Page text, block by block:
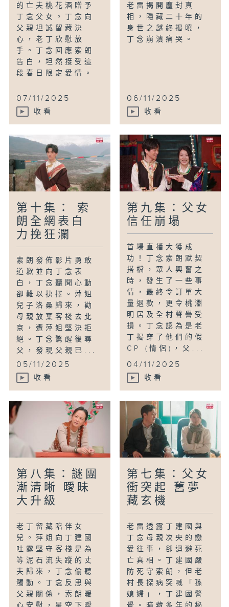
的亡夫桃花酒贈予
丁念父女。丁念向
父親坦誠留藏決
心，老丁欣慰放
手。丁念回應索朗
告白，坦然接受這
段春日限定愛情。
07/11/2025
收看
老雷揭開塵封真
相，隱藏二十年的
身世之謎終揭曉，
丁念崩潰痛哭。
06/11/2025
收看
第十集： 索
朗全網表白
力挽狂瀾
索朗發佈影片勇敢
道歉並向丁念表
白，丁念聽聞心動
卻難以抉擇。萍姐
兒子洛桑歸來，勸
母親放棄客棧去北
京，遭萍姐堅決拒
絕。丁念驚醒後尋
父，發現父親已...
05/11/2025
收看
第九集：父女
信任崩塌
首場直播大獲成
功！丁念索朗默契
搭檔，眾人興奮之
時，發生了一些事
情，最終令訂單大
量退款，更令桃淵
明居及全村聲譽受
損。丁念認為是老
丁揭穿了他們的假
CP (情侶)，父...
04/11/2025
收看
第八集：謎團
漸清晰 曖昧
大升級
老丁留藏陪伴女
兒。萍姐向丁建國
吐露堅守客棧是為
等泥石流失蹤的丈
夫歸來，丁念偷聽
觸動。丁念反思與
父親關係，索朗暖
第七集：父女
衝突起 舊夢
藏玄機
老雷透露丁建國與
丁念母親次央的戀
愛往事，卻迴避死
亡真相。丁建國嚴
防死守索朗，但老
村長探病突喊「孫
媳婦」，丁建國警